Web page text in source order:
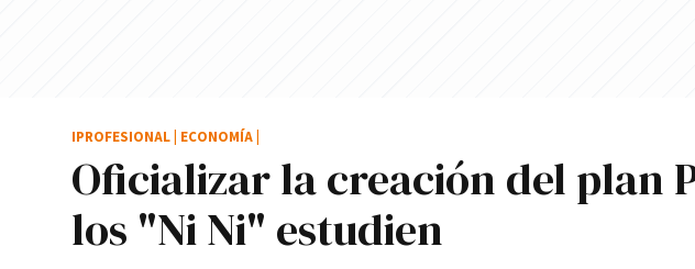
Oficializar la creación del plan
los "Ni Ni" estudien
IPROFESIONAL ECONOMÍA